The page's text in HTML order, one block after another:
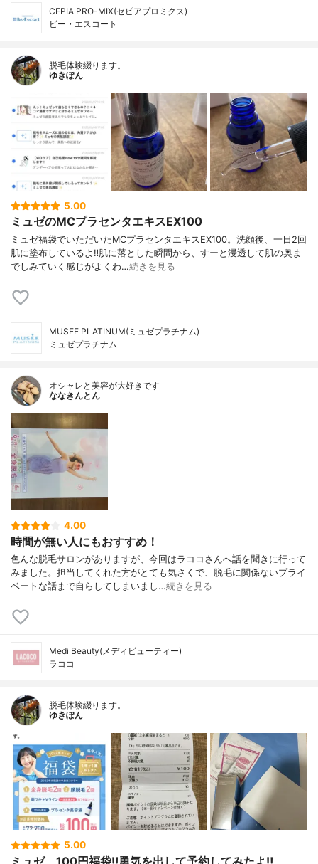
CEPIA PRO-MIX(セピアプロミクス)
ビー・エスコート
脱毛体験綴ります。
ゆきぽん
5.00
ミュゼのMCプラセンタエキスEX100
ミュゼ福袋でいただいたMCプラセンタエキスEX100。洗顔後、一日2回
肌に塗布しているよ‼︎肌に落とした瞬間から、すーと浸透して肌の奥ま
でしみていく感じがよくわ…続きを見る
MUSEE PLATINUM(ミュゼプラチナム)
ミュゼプラチナム
オシャレと美容が大好きです
ななきんとん
4.00
時間が無い人にもおすすめ！
色んな脱毛サロンがありますが、今回はラココさんへ話を聞きに行って
みました。担当してくれた方がとても気さくで、脱毛に関係ないプライ
ベートな話まで自らしてしまいまし…続きを見る
Medi Beauty(メディビューティー)
ラココ
脱毛体験綴ります。
ゆきぽん
5.00
ミュゼ、100円福袋‼︎勇気を出して予約してみたよ‼︎